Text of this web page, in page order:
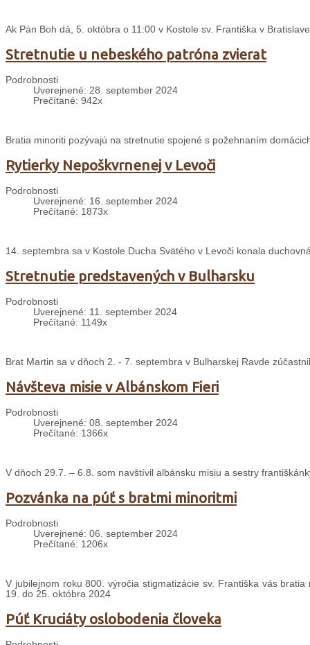
Ak Pán Boh dá, 5. októbra o 11:00 v Kostole sv. Františka v
Stretnutie u nebeského patróna zvierat
Podrobnosti
Uverejnené: 28. september 2024
Prečítané: 942x
Bratia minoriti pozývajú na stretnutie spojené s požehnaním
Rytierky Nepoškvrnenej v Levoči
Podrobnosti
Uverejnené: 16. september 2024
Prečítané: 1873x
14. septembra sa v Kostole Ducha Svätého v Levoči konala
Stretnutie predstavených v Bulharsku
Podrobnosti
Uverejnené: 11. september 2024
Prečítané: 1149x
Brat Martin sa v dňoch 2. - 7. septembra v Bulharskej Ravde
Návšteva misie v Albánskom Fieri
Podrobnosti
Uverejnené: 08. september 2024
Prečítané: 1366x
V dňoch 29.7. – 6.8. som navštívil albánsku misiu a sestry
Pozvánka na púť s bratmi minoritmi
Podrobnosti
Uverejnené: 06. september 2024
Prečítané: 1206x
V jubilejnom roku 800. výročia stigmatizácie sv. Františka vás
19. do 25. októbra 2024
Púť Kruciáty oslobodenia človeka